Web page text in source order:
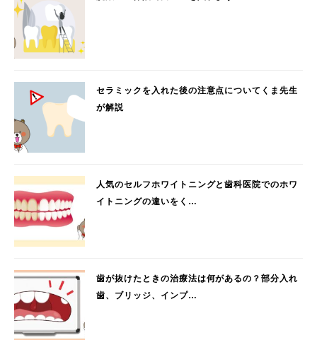
セラミックを入れた後の注意点についてくま先生
が解説
人気のセルフホワイトニングと歯科医院でのホワ
イトニングの違いをく…
歯が抜けたときの治療法は何があるの？部分入れ
歯、ブリッジ、インプ…